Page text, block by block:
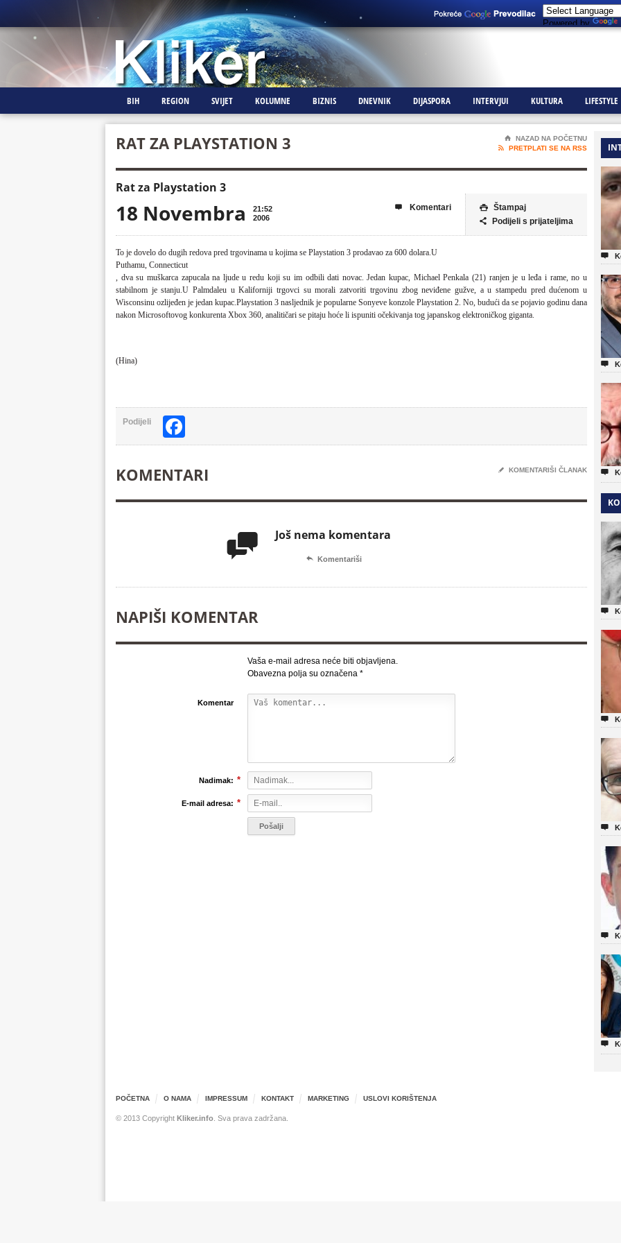
Powered by
BIH REGION SVIJET KOLUMNE BIZNIS DNEVNIK DIJASPORA INTERVJUI KULTURA LIFESTYLE
RAT ZA PLAYSTATION 3 ⌂
NAZAD NA POČETNU

PRETPLATI SE NA RSS
Rat za Playstation 3
18 Novembra
21:52
2006
 Štampaj
 Podijeli s prijateljima
 Komentari
To je dovelo do dugih redova pred trgovinama u kojima se Playstation 3 prodavao za 600 dolara.U
Puthamu, Connecticut
, dva su muškarca zapucala na ljude u redu koji su im odbili dati novac. Jedan kupac, Michael Penkala (21) ranjen je u leđa i rame, no u
stabilnom je stanju.U Palmdaleu u Kaliforniji trgovci su morali zatvoriti trgovinu zbog neviđene gužve, a u stampedu pred dućenom u
Wisconsinu ozlijeđen je jedan kupac.Playstation 3 nasljednik je popularne Sonyeve konzole Playstation 2. No, budući da se pojavio godinu dana
nakon Microsoftovog konkurenta Xbox 360, analitičari se pitaju hoće li ispuniti očekivanja tog japanskog elektroničkog giganta.
(Hina)
Podijeli
KOMENTARI ✎ KOMENTARIŠI ČLANAK
 Još nema komentara
 Komentariši
NAPIŠI KOMENTAR
Vaša e-mail adresa neće biti objavljena.
Obavezna polja su označena *
Komentar
Nadimak: *
E-mail adresa: *








POČETNA O NAMA IMPRESSUM KONTAKT MARKETING USLOVI KORIŠTENJA
© 2013 Copyright Kliker.info. Sva prava zadržana.